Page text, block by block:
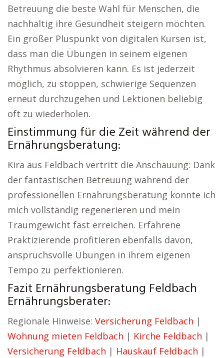
Betreuung die beste Wahl für Menschen, die
nachhaltig ihre Gesundheit steigern möchten.
Ein großer Pluspunkt von digitalen Kursen ist,
dass man die Übungen in seinem eigenen
Rhythmus absolvieren kann. Es ist jederzeit
möglich, zu stoppen, schwierige Sequenzen
erneut durchzugehen und Lektionen beliebig
oft zu wiederholen.
Einstimmung für die Zeit während der
Ernährungsberatung:
Kira aus Feldbach vertritt die Anschauung: Dank
der fantastischen Betreuung während der
professionellen Ernährungsberatung konnte ich
mich vollständig regenerieren und mein
Traumgewicht fast erreichen. Erfahrene
Praktizierende profitieren ebenfalls davon,
anspruchsvolle Übungen in ihrem eigenen
Tempo zu perfektionieren.
Fazit Ernährungsberatung Feldbach
Ernährungsberater:
Regionale Hinweise: Versicherung Feldbach |
Wohnung mieten Feldbach | Kirche Feldbach |
Versicherung Feldbach | Hauskauf Feldbach |